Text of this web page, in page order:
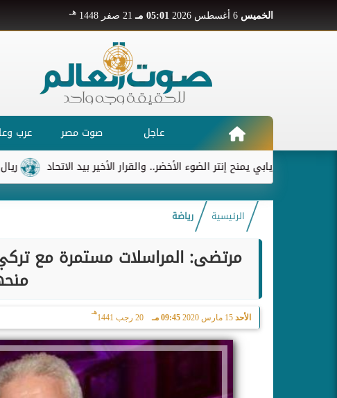
الخميس 05:01 مـ 21 صفر 1448 هـ
عاجل صوت مصر عرب
ريال ديابي يمنح إنتر الضوء الأخضر.. والقرار الأخير بيد الاتحاد
الرئيسية رياضة
الأحد 15 مارس 2020 09:45 مـ 20 رجب 1441
هـ